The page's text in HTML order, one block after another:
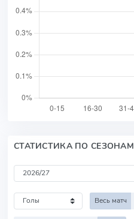
СТАТИСТИКА ПО СЕЗОНАМ
Весь матч